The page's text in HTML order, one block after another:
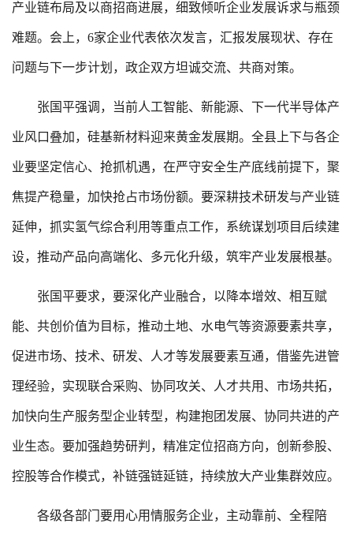
产业链布局及以商招商进展，细致倾听企业发展诉求与瓶颈
难题。会上，6家企业代表依次发言，汇报发展现状、存在
问题与下一步计划，政企双方坦诚交流、共商对策。
张国平强调，当前人工智能、新能源、下一代半导体产
业风口叠加，硅基新材料迎来黄金发展期。全县上下与各企
业要坚定信心、抢抓机遇，在严守安全生产底线前提下，聚
焦提产稳量，加快抢占市场份额。要深耕技术研发与产业链
延伸，抓实氢气综合利用等重点工作，系统谋划项目后续建
设，推动产品向高端化、多元化升级，筑牢产业发展根基。
张国平要求，要深化产业融合，以降本增效、相互赋
能、共创价值为目标，推动土地、水电气等资源要素共享，
促进市场、技术、研发、人才等发展要素互通，借鉴先进管
理经验，实现联合采购、协同攻关、人才共用、市场共拓，
加快向生产服务型企业转型，构建抱团发展、协同共进的产
业生态。要加强趋势研判，精准定位招商方向，创新参股、
控股等合作模式，补链强链延链，持续放大产业集群效应。
各级各部门要用心用情服务企业，主动靠前、全程陪